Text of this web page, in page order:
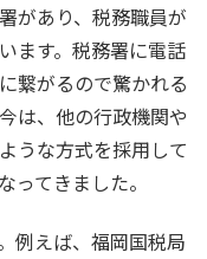
があり、税務職員が
ます。税務署に電話
繋がるので驚かれる
は、他の行政機関や
うな方式を採用して
ってきました。
例えば、福岡国税局